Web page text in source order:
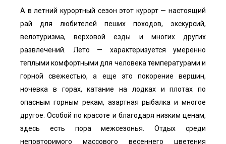
А в летний курортный сезон этот курорт — настоящий
рай для любителей пеших походов, экскурсий,
велотуризма, верховой езды и многих других
развлечений. Лето — характеризуется умеренно
теплыми комфортными для человека температурами и
горной свежестью, а еще это покорение вершин,
ночевка в горах, катание на лодках и плотах по
опасным горным рекам, азартная рыбалка и многое
другое. Особой по красоте и благодаря низким ценам,
здесь есть пора межсезонья. Отдых среди
неповторимого массового весеннего цветения